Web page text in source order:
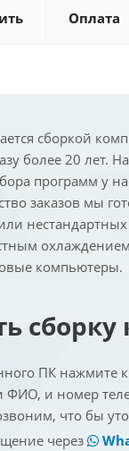
Оплата
сборкой
более 20 лет.
программ у
заказов мы
охлаждением
компьютеры.
ПК нажмите
ФИО, и номер
что бы
через